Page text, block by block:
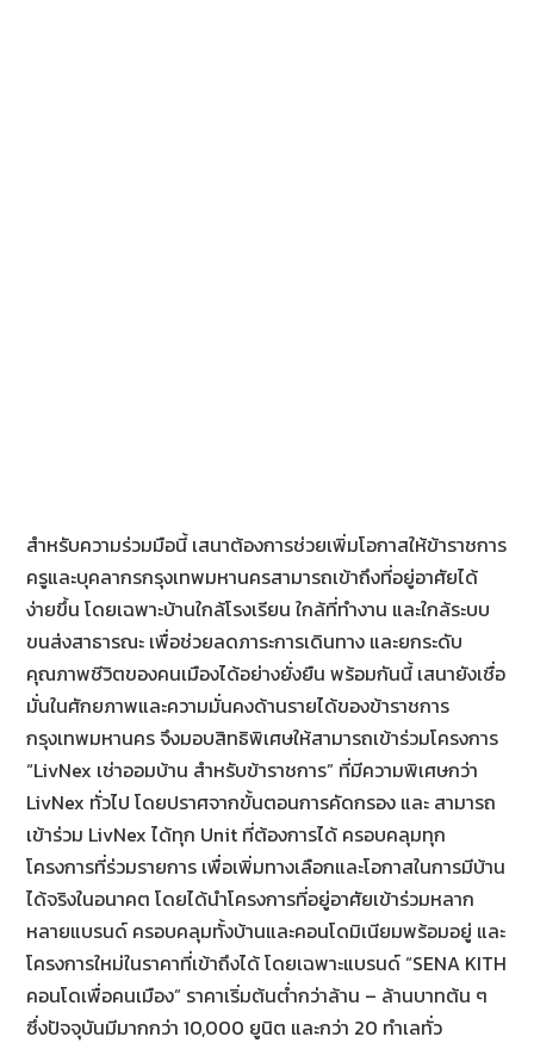
สำหรับความร่วมมือนี้ เสนาต้องการช่วยเพิ่มโอกาสให้ข้าราชการ
ครูและบุคลากรกรุงเทพมหานครสามารถเข้าถึงที่อยู่อาศัยได้
ง่ายขึ้น โดยเฉพาะบ้านใกล้โรงเรียน ใกล้ที่ทำงาน และใกล้ระบบ
ขนส่งสาธารณะ เพื่อช่วยลดภาระการเดินทาง และยกระดับ
คุณภาพชีวิตของคนเมืองได้อย่างยั่งยืน พร้อมกันนี้ เสนายังเชื่อ
มั่นในศักยภาพและความมั่นคงด้านรายได้ของข้าราชการ
กรุงเทพมหานคร จึงมอบสิทธิพิเศษให้สามารถเข้าร่วมโครงการ
“LivNex เช่าออมบ้าน สำหรับข้าราชการ” ที่มีความพิเศษกว่า
LivNex ทั่วไป โดยปราศจากขั้นตอนการคัดกรอง และ สามารถ
เข้าร่วม LivNex ได้ทุก Unit ที่ต้องการได้ ครอบคลุมทุก
โครงการที่ร่วมรายการ เพื่อเพิ่มทางเลือกและโอกาสในการมีบ้าน
ได้จริงในอนาคต โดยได้นำโครงการที่อยู่อาศัยเข้าร่วมหลาก
หลายแบรนด์ ครอบคลุมทั้งบ้านและคอนโดมิเนียมพร้อมอยู่ และ
โครงการใหม่ในราคาที่เข้าถึงได้ โดยเฉพาะแบรนด์ “SENA KITH
คอนโดเพื่อคนเมือง” ราคาเริ่มต้นต่ำกว่าล้าน – ล้านบาทต้น ๆ
ซึ่งปัจจุบันมีมากกว่า 10,000 ยูนิต และกว่า 20 ทำเลทั่ว